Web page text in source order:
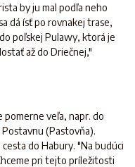
by ju mal podľa neho
dá ísť po rovnakej trase,
poľskej Pulawy, ktorá je
až do Driečnej,"
pomerne veľa, napr. do
Postavnu (Pastovňa).
do Habury. "Na budúci
pri tejto príležitosti